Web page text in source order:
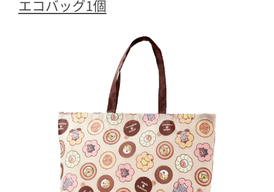
エコバッグ1個